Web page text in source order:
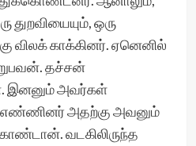
துறவியையும், ஒரு
விலக் காக்கினர். ஏனெனில்
தச்சன்
இனனும் அவர்கள்
அதற்கு அவனும்
வடகிலிருந்த